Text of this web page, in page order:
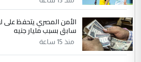
الأمن المصري يتحفظ على
سابق بسبب مليار جنيه
منذ 15 ساعة